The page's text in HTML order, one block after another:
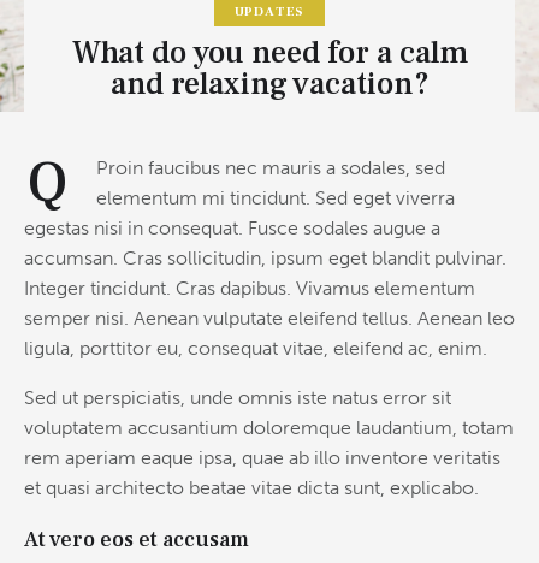
UPDATES
What do you need for a calm
and relaxing vacation?
Q
Proin faucibus nec mauris a sodales, sed
elementum mi tincidunt. Sed eget viverra
egestas nisi in consequat. Fusce sodales augue a
accumsan. Cras sollicitudin, ipsum eget blandit pulvinar.
Integer tincidunt. Cras dapibus. Vivamus elementum
semper nisi. Aenean vulputate eleifend tellus. Aenean leo
ligula, porttitor eu, consequat vitae, eleifend ac, enim.
Sed ut perspiciatis, unde omnis iste natus error sit
voluptatem accusantium doloremque laudantium, totam
rem aperiam eaque ipsa, quae ab illo inventore veritatis
et quasi architecto beatae vitae dicta sunt, explicabo.
At vero eos et accusam